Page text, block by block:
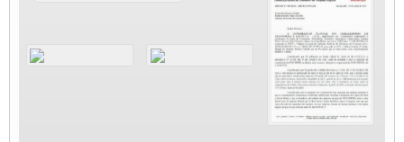
Fabio Primo testa positivo para Coronavírus, mas está bem de saúde
Modal-Live#9 Quais são os direitos dos trabalhador@s que contraem a Covid-19 na
Participe da Campanha Fora Bolsonaro
CNTTL e FECOOTAC apoiam Campanha de testes de COVID-19 para
MODAL-LIVE#8 - Lideranças sindicais da CNTTL, CGTB e dos caminhoneiros